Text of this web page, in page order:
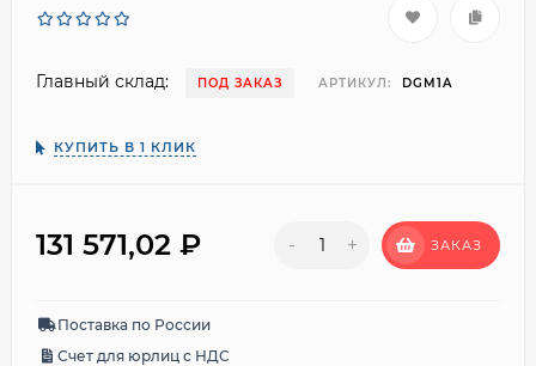
Главный склад: ПОД ЗАКАЗ АРТИКУЛ: DGM1A
КУПИТЬ В 1 КЛИК
131 571,02 ₽ - + ЗАКАЗ
Поставка по России
Счет для юрлиц с НДС